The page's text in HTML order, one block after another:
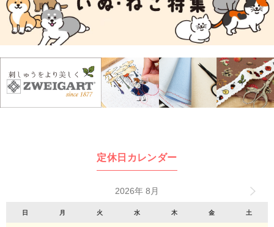
定休日カレンダー
2026年 8月
日 月 火 水 木 金 土